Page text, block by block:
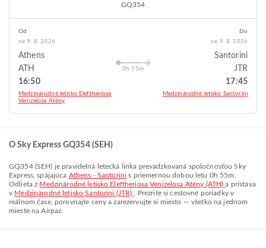
GQ354
Od
ne 9. 8. 2026
Athens
ATH
16:50
Medzinárodné letisko Eleftheriosa
Venizelosa Atény
0h 55m
Do
ne 9. 8. 2026
Santorini
JTR
17:45
Medzinárodné letisko Santorini
O Sky Express GQ354 (SEH)
GQ354(SEH) je pravidelná letecká linka prevádzkovaná spoločnosťouSky
Express, spájajúca Athens - Santorini s priemernou dobou letu 0h 55m
Odlieta z Medzinárodné letisko Eleftheriosa Venizelosa Atény (ATH)a pristáva
v Medzinárodné letisko Santorini (JTR)
. Prezrite si cestovné poriadky v
reálnom čase, porovnajte ceny a zarezervujte si miesto — všetko na jednom
mieste na Airpaz.